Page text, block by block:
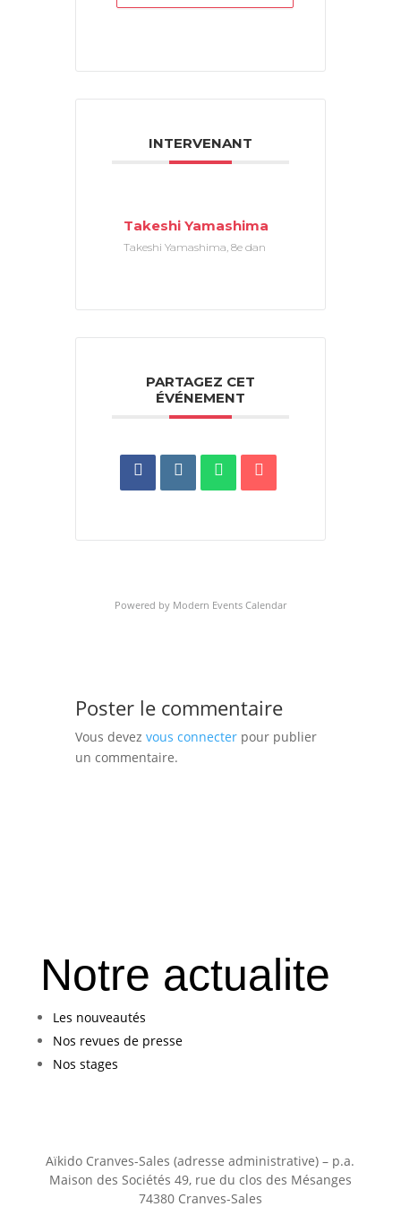
INTERVENANT
Takeshi Yamashima
Takeshi Yamashima, 8e dan
PARTAGEZ CET
ÉVÉNEMENT
Powered by Modern Events Calendar
Poster le commentaire
Vous devez vous connecter pour publier
un commentaire.
Notre actualite
Les nouveautés
Nos revues de presse
Nos stages
Aïkido Cranves-Sales (adresse administrative) – p.a.
Maison des Sociétés 49, rue du clos des Mésanges
74380 Cranves-Sales